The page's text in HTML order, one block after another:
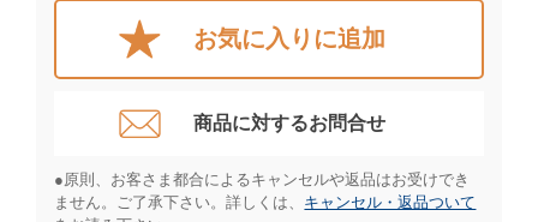
お気に入りに追加
商品に対するお問合せ​
●原則、お客さま都合によるキャンセルや返品はお受けでき
ません。ご了承下さい。詳しくは、 キャンセル・返品ついて